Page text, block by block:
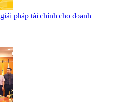
pháp tài chính cho doanh